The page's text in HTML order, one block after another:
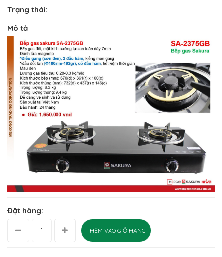
Trạng thái:
Mô tả
Đặt hàng:
THÊM VÀO GIỎ HÀNG